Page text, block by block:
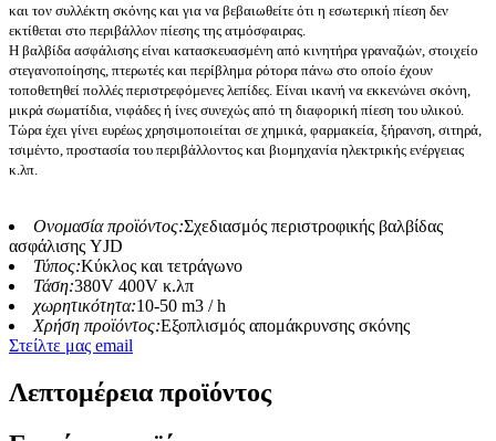
και τον συλλέκτη σκόνης και για να βεβαιωθείτε ότι η εσωτερική πίεση δεν
εκτίθεται στο περιβάλλον πίεσης της ατμόσφαιρας.
Η βαλβίδα ασφάλισης είναι κατασκευασμένη από κινητήρα γραναζιών, στοιχείο
στεγανοποίησης, πτερωτές και περίβλημα ρότορα πάνω στο οποίο έχουν
τοποθετηθεί πολλές περιστρεφόμενες λεπίδες. Είναι ικανή να εκκενώνει σκόνη,
μικρά σωματίδια, νιφάδες ή ίνες συνεχώς από τη διαφορική πίεση του υλικού.
Τώρα έχει γίνει ευρέως χρησιμοποιείται σε χημικά, φαρμακεία, ξήρανση, σιτηρά,
τσιμέντο, προστασία του περιβάλλοντος και βιομηχανία ηλεκτρικής ενέργειας
κ.λπ.
Ονομασία προϊόντος:Σχεδιασμός περιστροφικής βαλβίδας
ασφάλισης YJD
Τύπος:Κύκλος και τετράγωνο
Τάση:380V 400V κ.λπ
χωρητικότητα:10-50 m3 / h
Χρήση προϊόντος:Εξοπλισμός απομάκρυνσης σκόνης
Στείλτε μας email
Λεπτομέρεια προϊόντος